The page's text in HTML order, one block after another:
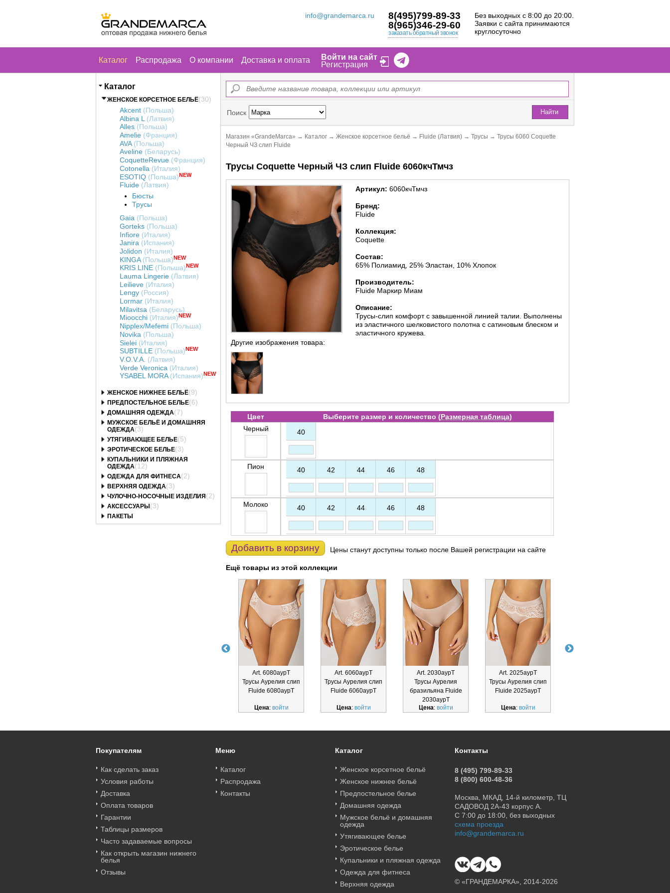
info@grandemarca.ru
8(495)799-89-33
8(965)346-29-60
заказать обратный звонок
Без выходных с 8:00 до 20:00.
Заявки с сайта принимаются
круглосуточно
Каталог Распродажа О компании Доставка и оплата
Войти на сайт
Регистрация
Каталог
ЖЕНСКОЕ КОРСЕТНОЕ БЕЛЬЁ(30)
Akcent (Польша)
Albina L (Латвия)
Alles (Польша)
Amelie (Франция)
AVA (Польша)
Aveline (Беларусь)
CoquetteRevue (Франция)
Cotonella (Италия)
ESOTIQ (Польша)NEW
Fluide (Латвия)
Бюсты
Трусы
Gaia (Польша)
Gorteks (Польша)
Infiore (Италия)
Janira (Испания)
Jolidon (Италия)
KINGA (Польша)NEW
KRIS LINE (Польша) NEW
Lauma Lingerie (Латвия)
Leilieve (Италия)
Lengy (Россия)
Lormar (Италия)
Milavitsa (Беларусь)
Mioocchi (Италия) NEW
Nipplex/Mefemi (Польша)
Novika (Польша)
Sielei (Италия)
SUBTILLE (Польша)NEW
V.O.V.A. (Латвия)
Verde Veronica (Италия)
YSABEL MORA(Испания) NEW
ЖЕНСКОЕ НИЖНЕЕ БЕЛЬЁ(9)
ПРЕДПОСТЕЛЬНОЕ БЕЛЬЕ(6)
ДОМАШНЯЯ ОДЕЖДА(7)
МУЖСКОЕ БЕЛЬЁ И ДОМАШНЯЯ
ОДЕЖДА(3)
УТЯГИВАЮЩЕЕ БЕЛЬЕ(5)
ЭРОТИЧЕСКОЕ БЕЛЬЕ(3)
КУПАЛЬНИКИ И ПЛЯЖНАЯ
ОДЕЖДА(12)
ОДЕЖДА ДЛЯ ФИТНЕСА(2)
ВЕРХНЯЯ ОДЕЖДА(3)
ЧУЛОЧНО-НОСОЧНЫЕ ИЗДЕЛИЯ (2)
АКСЕССУАРЫ (3)
ПАКЕТЫ
Поиск Найти
Магазин «GrandeMarca» → Каталог → Женское корсетное бельё → Fluide (Латвия) → Трусы → Трусы 6060 Coquette
Черный ЧЗ слип Fluide
Трусы Coquette Черный ЧЗ слип Fluide 6060кчТмчз
Другие изображения товара:
Артикул: 6060кчТмчз
Бренд:
Fluide
Коллекция:
Coquette
Состав:
65% Полиамид, 25% Эластан, 10% Хлопок
Производитель:
Fluide Маркир Миам
Описание:
Трусы-слип комфорт с завышенной линией талии. Выполнены
из эластичного шелковистого полотна с сатиновым блеском и
эластичного кружева.
Цвет Выберите размер и количество (Размерная таблица)
Черный
40
Пион 40 42 44 46 48
Молоко 40 42 44 46 48
Добавить в корзину Цены станут доступны только после Вашей регистрации на сайте
Ещё товары из этой коллекции
Art. 6080аурТ
Трусы Аурелия слип
Fluide 6080аурТ
Цена: войти
Art. 6060аурТ
Трусы Аурелия слип
Fluide 6060аурТ
Цена: войти
Art. 2030аурТ
Трусы Аурелия
бразильяна Fluide
2030аурТ
Цена: войти
Art. 2025аурТ
Трусы Аурелия слип
Fluide 2025аурТ
Цена: войти
Покупателям
Как сделать заказ
Условия работы
Доставка
Оплата товаров
Гарантии
Таблицы размеров
Часто задаваемые вопросы
Как открыть магазин нижнего
белья
Отзывы
Меню
Каталог
Распродажа
Контакты
Каталог
Женское корсетное бельё
Женское нижнее бельё
Предпостельное белье
Домашняя одежда
Мужское бельё и домашняя
одежда
Утягивающее белье
Эротическое белье
Купальники и пляжная одежда
Одежда для фитнеса
Верхняя одежда
Контакты
8 (495) 799-89-33
8 (800) 600-48-36
Москва, МКАД, 14-й километр, ТЦ
САДОВОД 2А-43 корпус А.
С 7:00 до 18:00, без выходных
схема проезда
info@grandemarca.ru
© «ГРАНДЕМАРКА», 2014-2026